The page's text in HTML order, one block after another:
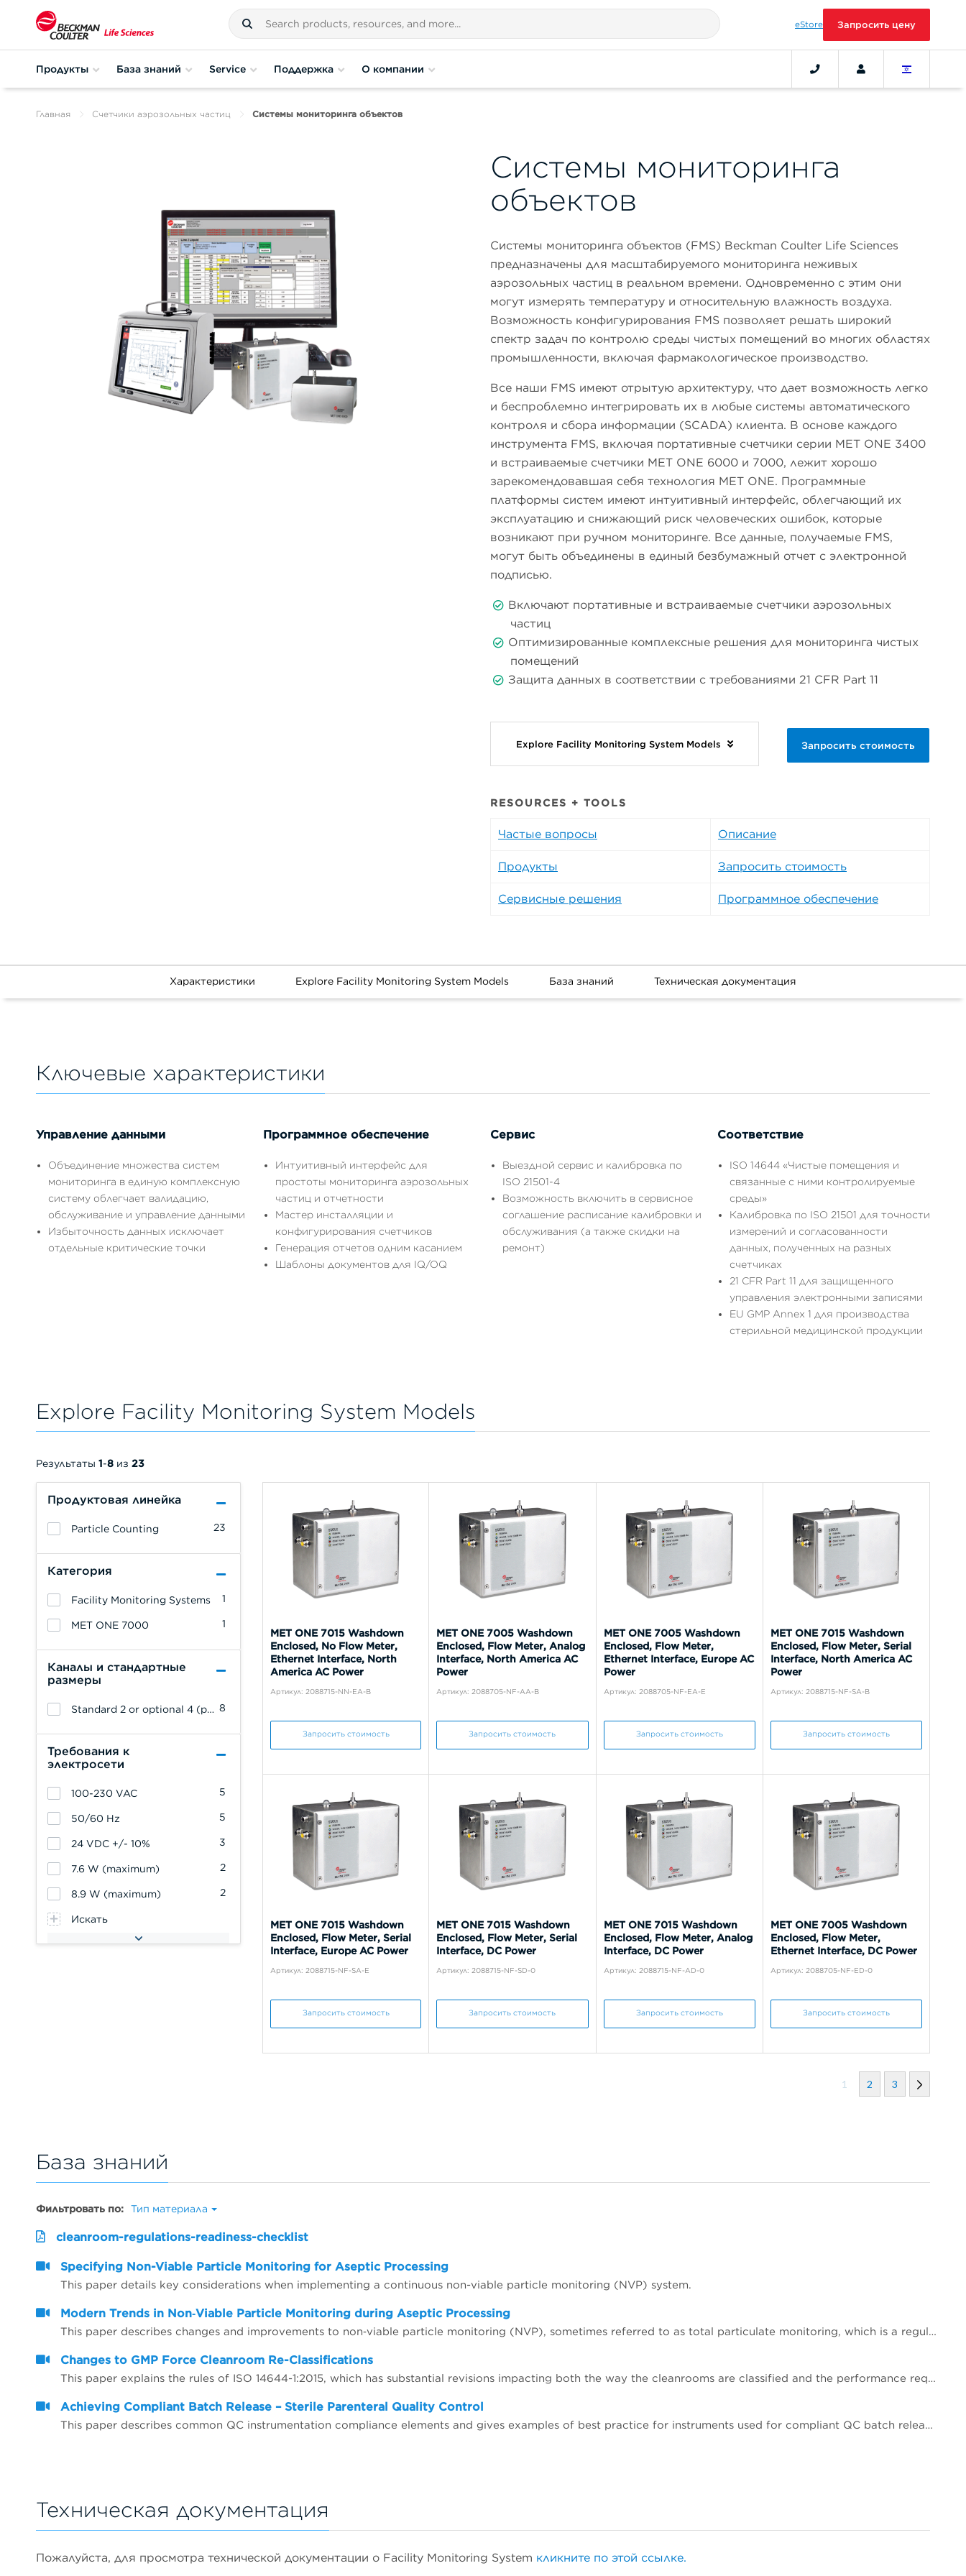
eStore Запросить цену
Продукты База знаний Service Поддержка О компании
Главная Счетчики аэрозольных частиц Системы мониторинга объектов
Системы мониторинга
объектов
Системы мониторинга объектов (FMS) Beckman Coulter Life Sciences
предназначены для масштабируемого мониторинга неживых
аэрозольных частиц в реальном времени. Одновременно с этим они
могут измерять температуру и относительную влажность воздуха.
Возможность конфигурирования FMS позволяет решать широкий
спектр задач по контролю среды чистых помещений во многих областях
промышленности, включая фармакологическое производство.
Все наши FMS имеют отрытую архитектуру, что дает возможность легко
и беспроблемно интегрировать их в любые системы автоматического
контроля и сбора информации (SCADA) клиента. В основе каждого
инструмента FMS, включая портативные счетчики серии MET ONE 3400
и встраиваемые счетчики MET ONE 6000 и 7000, лежит хорошо
зарекомендовавшая себя технология MET ONE. Программные
платформы систем имеют интуитивный интерфейс, облегчающий их
эксплуатацию и снижающий риск человеческих ошибок, которые
возникают при ручном мониторинге. Все данные, получаемые FMS,
могут быть объединены в единый безбумажный отчет с электронной
подписью.
Включают портативные и встраиваемые счетчики аэрозольных
частиц
Оптимизированные комплексные решения для мониторинга чистых
помещений
Защита данных в соответствии с требованиями 21 CFR Part 11
Explore Facility Monitoring System Models Запросить стоимость
RESOURCES + TOOLS
Частые вопросы Описание
Продукты Запросить стоимость
Сервисные решения Программное обеспечение
Характеристики Explore Facility Monitoring System Models База знаний Техническая документация
Ключевые характеристики
Управление данными
Объединение множества систем
мониторинга в единую комплексную
систему облегчает валидацию,
обслуживание и управление данными
Избыточность данных исключает
отдельные критические точки
Программное обеспечение
Интуитивный интерфейс для
простоты мониторинга аэрозольных
частиц и отчетности
Мастер инсталляции и
конфигурирования счетчиков
Генерация отчетов одним касанием
Шаблоны документов для IQ/OQ
Сервис
Выездной сервис и калибровка по
ISO 21501-4
Возможность включить в сервисное
соглашение расписание калибровки и
обслуживания (а также скидки на
ремонт)
Соответствие
ISO 14644 «Чистые помещения и
связанные с ними контролируемые
среды»
Калибровка по ISO 21501 для точности
измерений и согласованности
данных, полученных на разных
счетчиках
21 CFR Part 11 для защищенного
управления электронными записями
EU GMP Annex 1 для производства
стерильной медицинской продукции
Explore Facility Monitoring System Models
Продуктовая линейка
23
Particle Counting
Категория
1
Facility Monitoring Systems
1
MET ONE 7000
Каналы и стандартные
размеры
8
Standard 2 or optional 4 (pulse units 2 channels only)
Требования к
электросети
5
100-230 VAC
5
50/60 Hz
3
24 VDC +/- 10%
2
7.6 W (maximum)
2
8.9 W (maximum)
Искать
Результаты 1-8 из 23
MET ONE 7015 Washdown
Enclosed, No Flow Meter,
Ethernet Interface, North
America AC Power
Артикул: 2088715-NN-EA-B
Запросить стоимость
MET ONE 7005 Washdown
Enclosed, Flow Meter, Analog
Interface, North America AC
Power
Артикул: 2088705-NF-AA-B
Запросить стоимость
MET ONE 7005 Washdown
Enclosed, Flow Meter,
Ethernet Interface, Europe AC
Power
Артикул: 2088705-NF-EA-E
Запросить стоимость
MET ONE 7015 Washdown
Enclosed, Flow Meter, Serial
Interface, North America AC
Power
Артикул: 2088715-NF-SA-B
Запросить стоимость
MET ONE 7015 Washdown
Enclosed, Flow Meter, Serial
Interface, Europe AC Power
Артикул: 2088715-NF-SA-E
Запросить стоимость
MET ONE 7015 Washdown
Enclosed, Flow Meter, Serial
Interface, DC Power
Артикул: 2088715-NF-SD-0
Запросить стоимость
MET ONE 7015 Washdown
Enclosed, Flow Meter, Analog
Interface, DC Power
Артикул: 2088715-NF-AD-0
Запросить стоимость
MET ONE 7005 Washdown
Enclosed, Flow Meter,
Ethernet Interface, DC Power
Артикул: 2088705-NF-ED-0
Запросить стоимость
1 2 3
База знаний
Фильтровать по: Тип материала
cleanroom-regulations-readiness-checklist
Specifying Non-Viable Particle Monitoring for Aseptic Processing
This paper details key considerations when implementing a continuous non-viable particle monitoring (NVP) system.
Modern Trends in Non‐Viable Particle Monitoring during Aseptic Processing
This paper describes changes and improvements to non‐viable particle monitoring (NVP), sometimes referred to as total particulate monitoring, which is a regulatory requirement during aseptic processing. Aseptic processing is becoming more automated and increasingly important to future products of the biopharmaceutical industry. In the same manner, NVP monitoring is also becoming more automated and increasingly important for contamination risk management during aseptic processing.
Changes to GMP Force Cleanroom Re-Classifications
This paper explains the rules of ISO 14644-1:2015, which has substantial revisions impacting both the way the cleanrooms are classified and the performance requirements of the air particle counting instruments used to carry out the classification.
Achieving Compliant Batch Release – Sterile Parenteral Quality Control
This paper describes common QC instrumentation compliance elements and gives examples of best practice for instruments used for compliant QC batch release.
Техническая документация
Пожалуйста, для просмотра технической документации о Facility Monitoring System кликните по этой ссылке.